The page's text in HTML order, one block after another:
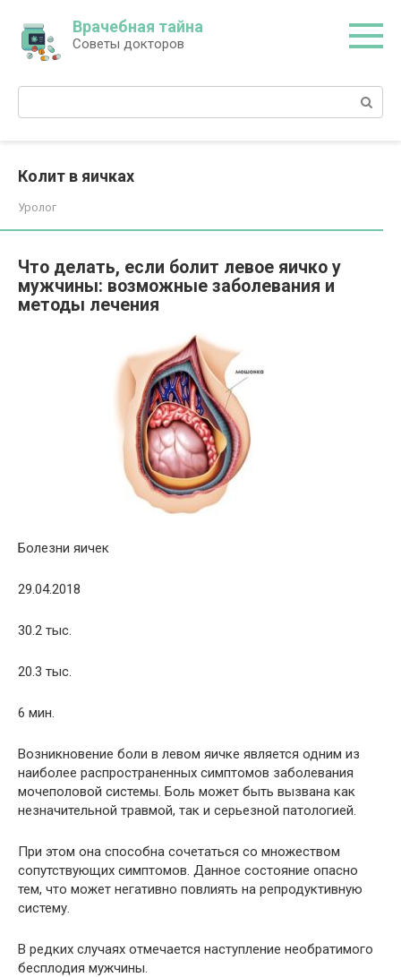
контенту
Врачебная тайна
Советы докторов
Поиск:
Колит в яичках
Уролог
Что делать, если болит левое яичко у
мужчины: возможные заболевания и
методы лечения
Болезни яичек
29.04.2018
30.2 тыс.
20.3 тыс.
6 мин.
Возникновение боли в левом яичке является одним из
наиболее распространенных симптомов заболевания
мочеполовой системы. Боль может быть вызвана как
незначительной травмой, так и серьезной патологией.
При этом она способна сочетаться со множеством
сопутствующих симптомов. Данное состояние опасно
тем, что может негативно повлиять на репродуктивную
систему.
В редких случаях отмечается наступление необратимого
бесплодия мужчины.